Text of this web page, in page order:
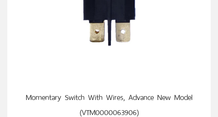
Momentary Switch With Wires, Advance New Model
(VTM0000063906)